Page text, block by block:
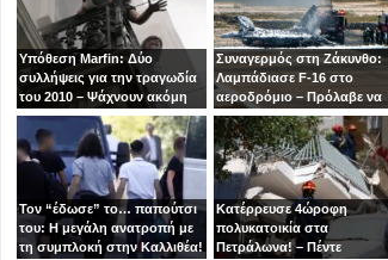
Υπόθεση Marfin: Δύο
συλλήψεις για την τραγωδία
του 2010 – Ψάχνουν ακόμη
μία γυναίκα
Συναγερμός στη Ζάκυνθο:
Λαμπάδιασε F-16 στο
αεροδρόμιο – Πρόλαβε να
βγει την τελευταία στιγμή ο
χειριστής
Τον “έδωσε” το… παπούτσι
του: Η μεγάλη ανατροπή με
τη συμπλοκή στην Καλλιθέα!
Κατέρρευσε 4ώροφη
πολυκατοικία στα
Πετράλωνα! – Πέντε